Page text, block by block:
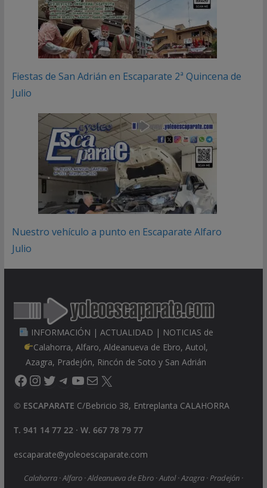
Fiestas de San Adrián en Escaparate 2ª Quincena de
Julio
Nuestro vehículo a punto en Escaparate Alfaro
Julio
INFORMACIÓN | ACTUALIDAD | NOTICIAS de
Calahorra, Alfaro, Aldeanueva de Ebro, Autol,
Azagra, Pradejón, Rincón de Soto y San Adrián
Facebook
Instagram
Twitter
Telegram
YouTube
Correo electrónico
X
© ESCAPARATE C/Bebricio 38, Entreplanta CALAHORRA
T. 941 14 77 22 · W. 667 78 79 77
escaparate@yoleoescaparate.com
Calahorra · Alfaro · Aldeanueva de Ebro · Autol · Azagra · Pradejón ·